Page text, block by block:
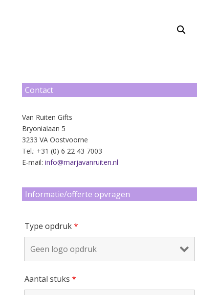
Contact
Van Ruiten Gifts
Bryonialaan 5
3233 VA Oostvoorne
Tel.: +31 (0) 6 22 43 7003
E-mail: info@marjavanruiten.nl
Informatie/offerte opvragen
Type opdruk*
Aantal stuks *